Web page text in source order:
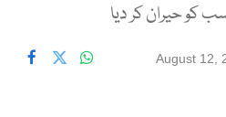
کو حیران کر دیا
August 12,